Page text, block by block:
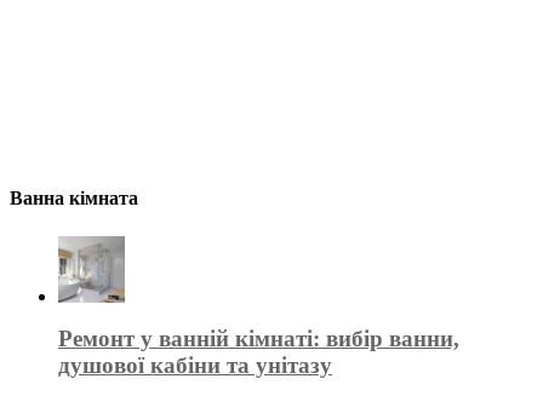
Ванна кімната
Ремонт у ванній кімнаті: вибір ванни,
душової кабіни та унітазу